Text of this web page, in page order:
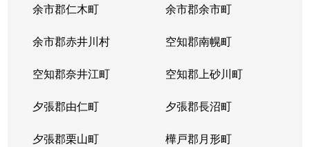
余市郡仁木町 余市郡余市町
余市郡赤井川村 空知郡南幌町
空知郡奈井江町 空知郡上砂川町
夕張郡由仁町 夕張郡長沼町
夕張郡栗山町 樺戸郡月形町